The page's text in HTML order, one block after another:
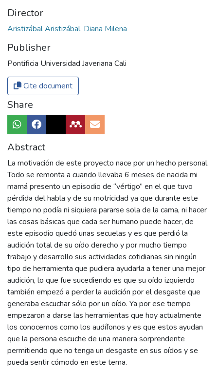
Director
Aristizábal Aristizábal, Diana Milena
Publisher
Pontificia Universidad Javeriana Cali
Cite document
Share
Abstract
La motivación de este proyecto nace por un hecho personal.
Todo se remonta a cuando llevaba 6 meses de nacida mi
mamá presento un episodio de “vértigo” en el que tuvo
pérdida del habla y de su motricidad ya que durante este
tiempo no podía ni siquiera pararse sola de la cama, ni hacer
las cosas básicas que cada ser humano puede hacer, de
este episodio quedó unas secuelas y es que perdió la
audición total de su oído derecho y por mucho tiempo
trabajo y desarrollo sus actividades cotidianas sin ningún
tipo de herramienta que pudiera ayudarla a tener una mejor
audición, lo que fue sucediendo es que su oído izquierdo
también empezó a perder la audición por el desgaste que
generaba escuchar sólo por un oído. Ya por ese tiempo
empezaron a darse las herramientas que hoy actualmente
los conocemos como los audífonos y es que estos ayudan
que la persona escuche de una manera sorprendente
permitiendo que no tenga un desgaste en sus oídos y se
pueda sentir cómodo en este tema.